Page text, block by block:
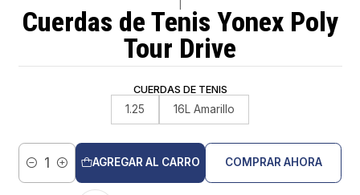
Cuerdas de Tenis Yonex Poly
Tour Drive
CUERDAS DE TENIS
1.25 16L Amarillo
Cantidad
AGREGAR AL CARRO COMPRAR AHORA